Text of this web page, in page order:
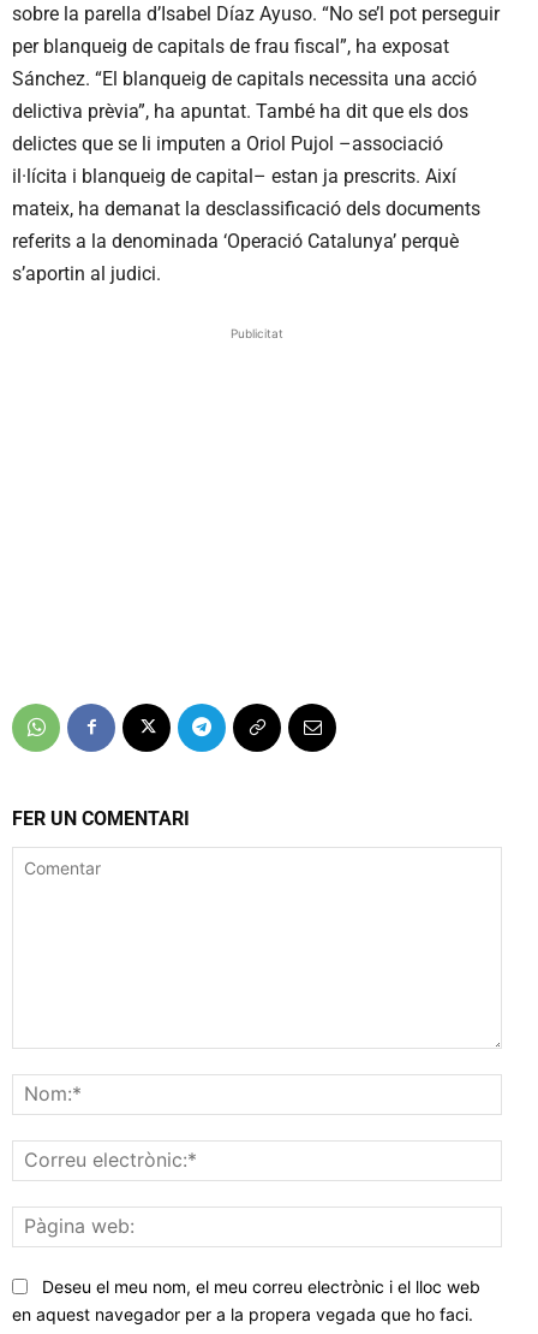
sobre la parella d’Isabel Díaz Ayuso. “No se’l pot perseguir
per blanqueig de capitals de frau fiscal”, ha exposat
Sánchez. “El blanqueig de capitals necessita una acció
delictiva prèvia”, ha apuntat. També ha dit que els dos
delictes que se li imputen a Oriol Pujol –associació
il·lícita i blanqueig de capital– estan ja prescrits. Així
mateix, ha demanat la desclassificació dels documents
referits a la denominada ‘Operació Catalunya’ perquè
s’aportin al judici.
Publicitat
FER UN COMENTARI
web:
Deseu el meu nom, el meu correu electrònic i el lloc web
en aquest navegador per a la propera vegada que ho faci.